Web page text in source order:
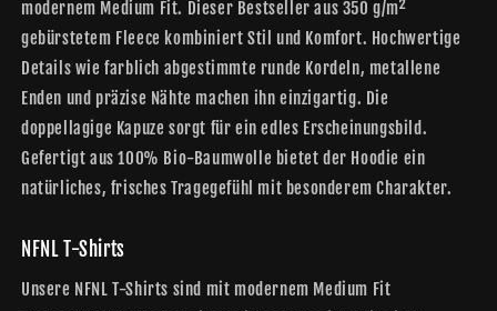
modernem Medium Fit. Dieser Bestseller aus 350 g/m²
gebürstetem Fleece kombiniert Stil und Komfort. Hochwertige
Details wie farblich abgestimmte runde Kordeln, metallene
Enden und präzise Nähte machen ihn einzigartig. Die
doppellagige Kapuze sorgt für ein edles Erscheinungsbild.
Gefertigt aus 100% Bio-Baumwolle bietet der Hoodie ein
natürliches, frisches Tragegefühl mit besonderem Charakter.
NFNL T-Shirts
Unsere NFNL T-Shirts sind mit modernem Medium Fit